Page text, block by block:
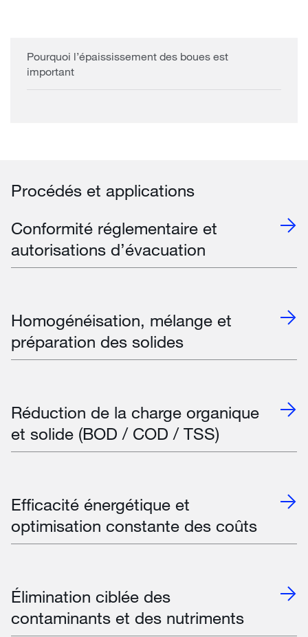
Pourquoi l’épaississement des boues est
important
Procédés et applications
Conformité réglementaire et
autorisations d’évacuation
Homogénéisation, mélange et
préparation des solides
Réduction de la charge organique
et solide (BOD / COD / TSS)
Efficacité énergétique et
optimisation constante des coûts
Élimination ciblée des
contaminants et des nutriments